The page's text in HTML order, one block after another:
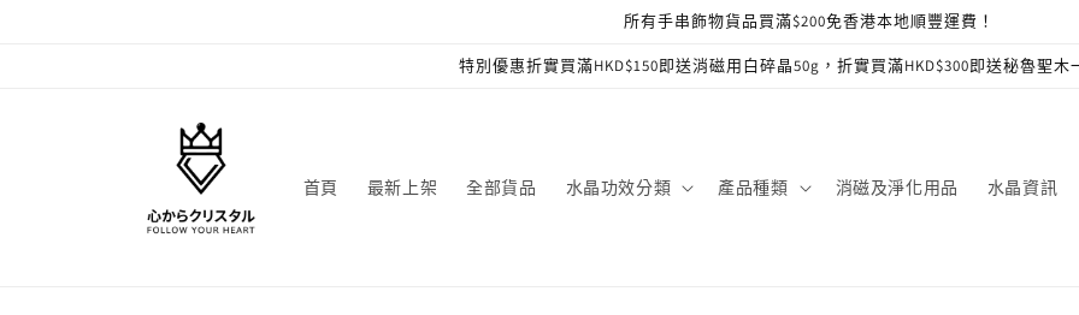
所有手串飾物貨品買滿$200免香港本地順豐運費！
特別優惠折實買滿HKD$150即送消磁用白碎晶50g，折實買滿HKD$300即送秘魯聖木
首頁 最新上架 全部貨品 水晶功效分類 產品種類 消磁及淨化用品 水晶資訊